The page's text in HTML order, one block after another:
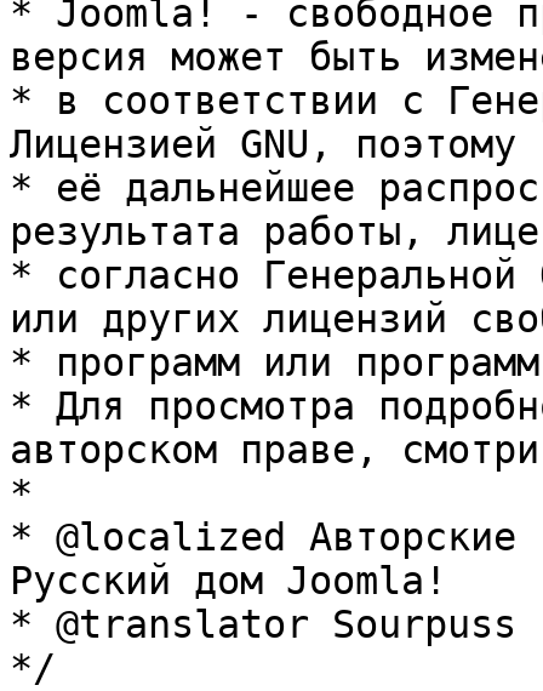
* Joomla! - свободное
версия может быть
* в соответствии с
Лицензией GNU, поэтому
* её дальнейшее
результата работы,
* согласно Генеральной
или других лицензий
* программ или
* Для просмотра
авторском праве,
*
* @localized Авторские
Русский дом Joomla!
* @translator Sourpuss
*/